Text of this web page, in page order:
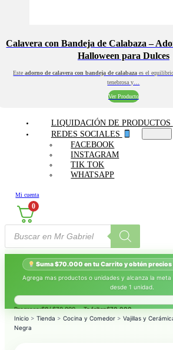
Calavera con Bandeja de Calabaza –
Halloween para Dulces
Esteadorno de calavera con bandeja de calabaza es el
tenebrosa y…
Ver Producto
LIQUIDACIÓN DE PRODUCTOS
REDES SOCIALES
FACEBOOK
INSTAGRAM
TIK TOK
WHATSAPP
Mi cuenta
0
Búsqueda
productos
Suma $70.000 en tu Carrito y obtén precios
Agrega mas productos o unidades y alcanza la
desde 1 unidad.
Progreso:$0/ $70.000 — Te faltan$70.000.
Inicio > Tienda > Cocina y Comedor > Vajillas y
Negra